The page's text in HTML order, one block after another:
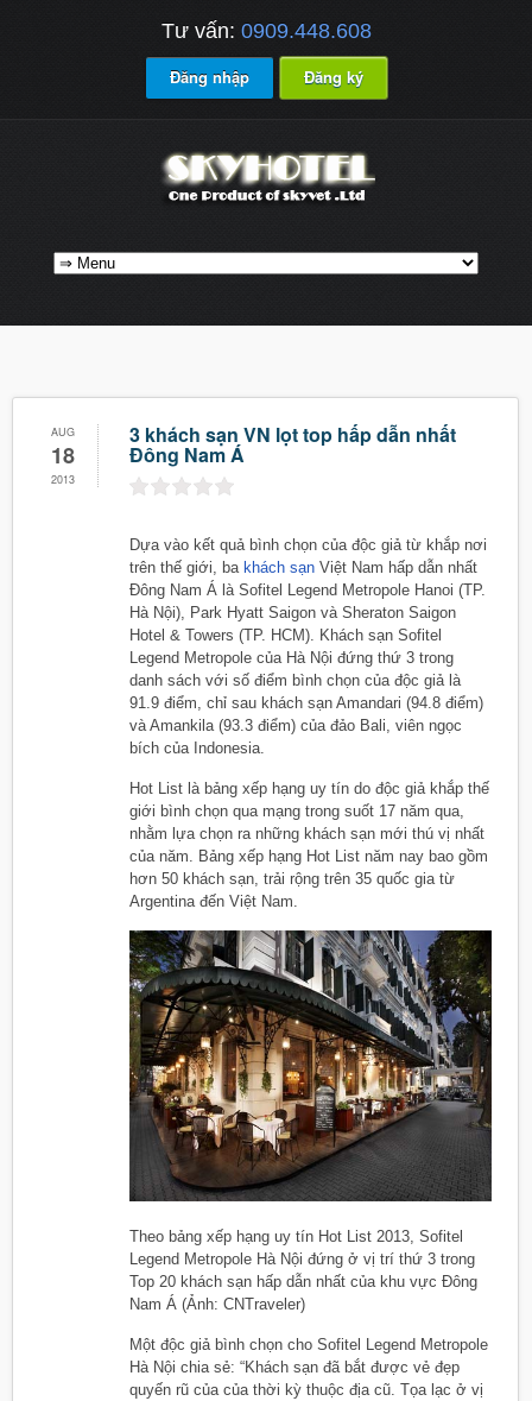
Tư vấn: 0909.448.608
Đăng nhập Đăng ký
AUG
18
2013
3 khách sạn VN lọt top hấp dẫn nhất
Đông Nam Á
Dựa vào kết quả bình chọn của độc giả từ khắp nơi
trên thế giới, ba khách sạn Việt Nam hấp dẫn nhất
Đông Nam Á là Sofitel Legend Metropole Hanoi (TP.
Hà Nội), Park Hyatt Saigon và Sheraton Saigon
Hotel & Towers (TP. HCM). Khách sạn Sofitel
Legend Metropole của Hà Nội đứng thứ 3 trong
danh sách với số điểm bình chọn của độc giả là
91.9 điểm, chỉ sau khách sạn Amandari (94.8 điểm)
và Amankila (93.3 điểm) của đảo Bali, viên ngọc
bích của Indonesia.
Hot List là bảng xếp hạng uy tín do độc giả khắp thế
giới bình chọn qua mạng trong suốt 17 năm qua,
nhằm lựa chọn ra những khách sạn mới thú vị nhất
của năm. Bảng xếp hạng Hot List năm nay bao gồm
hơn 50 khách sạn, trải rộng trên 35 quốc gia từ
Argentina đến Việt Nam.
Theo bảng xếp hạng uy tín Hot List 2013, Sofitel
Legend Metropole Hà Nội đứng ở vị trí thứ 3 trong
Top 20 khách sạn hấp dẫn nhất của khu vực Đông
Nam Á (Ảnh: CNTraveler)
Một độc giả bình chọn cho Sofitel Legend Metropole
Hà Nội chia sẻ: “Khách sạn đã bắt được vẻ đẹp
quyến rũ của của thời kỳ thuộc địa cũ. Tọa lạc ở vị